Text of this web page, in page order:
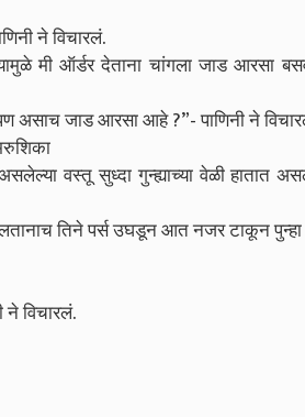
ने विचारलं.
ऑर्डर देताना चांगला जाड आरसा
असाच जाड आरसा आहे ?”- पाणिनी ने
वस्तू सुध्दा गुन्ह्याच्या वेळी हातात
तिने पर्स उघडून आत नजर टाकून
ने विचारलं.